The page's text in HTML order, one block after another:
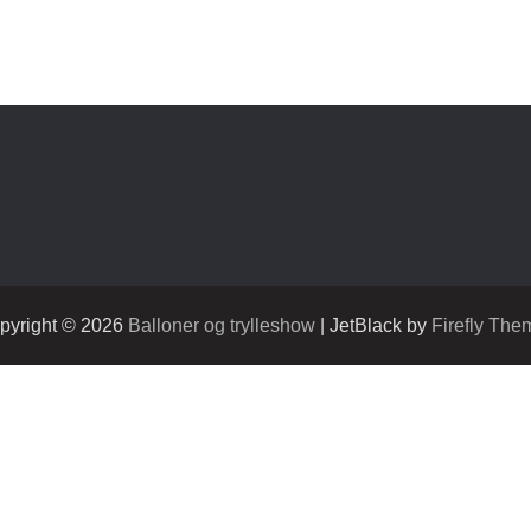
© 2026 Balloner og trylleshow| JetBlack by Firefly